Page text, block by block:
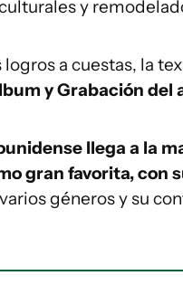
y
a cuestas, la
y Grabación del
llega a la
gran favorita, con
géneros y su